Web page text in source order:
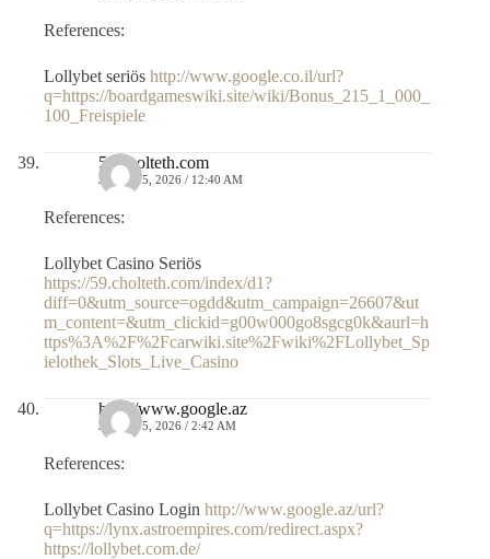
References:
Lollybet seriös http://www.google.co.il/url?
q=https://boardgameswiki.site/wiki/Bonus_215_1_000_
100_Freispiele
59.cholteth.com
JULIO 15, 2026 / 12:40 AM
References:
Lollybet Casino Seriös
https://59.cholteth.com/index/d1?
diff=0&utm_source=ogdd&utm_campaign=26607&ut
m_content=&utm_clickid=g00w000go8sgcg0k&aurl=h
ttps%3A%2F%2Fcarwiki.site%2Fwiki%2FLollybet_Sp
ielothek_Slots_Live_Casino
http://www.google.az
JULIO 15, 2026 / 2:42 AM
References:
Lollybet Casino Login http://www.google.az/url?
q=https://lynx.astroempires.com/redirect.aspx?
https://lollybet.com.de/